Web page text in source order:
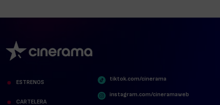
ESTRENOS
CARTELERA
tiktok.com/cinerama
instagram.com/cineramaweb